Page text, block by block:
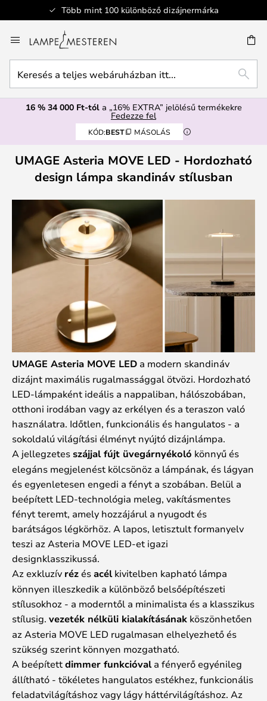
Több mint 100 különböző dizájnermárka
a
tartalomhoz
teljes
webáruházban
16 % 34 000 Ft-tóla „16% EXTRA” jelölésű termékekre
Fedezze fel
KÓD:BEST MÁSOLÁS
UMAGE Asteria MOVE LED - Hordozható
design lámpa skandináv stílusban
UMAGE Asteria MOVE LED a modern skandináv
dizájnt maximális rugalmassággal ötvözi. Hordozható
LED-lámpaként ideális a nappaliban, hálószobában,
otthoni irodában vagy az erkélyen és a teraszon való
használatra. Időtlen, funkcionális és hangulatos - a
sokoldalú világítási élményt nyújtó dizájnlámpa.
A jellegzetes szájjal fújt üvegárnyékoló könnyű és
elegáns megjelenést kölcsönöz a lámpának, és lágyan
és egyenletesen engedi a fényt a szobában. Belül a
beépített LED-technológia meleg, vakításmentes
fényt teremt, amely hozzájárul a nyugodt és
barátságos légkörhöz. A lapos, letisztult formanyelv
teszi az Asteria MOVE LED-et igazi
designklasszikussá.
Az exkluzív rézésacél kivitelben kapható lámpa
könnyen illeszkedik a különböző belsőépítészeti
stílusokhoz - a moderntől a minimalista és a klasszikus
stílusig. vezeték nélküli kialakításának köszönhetően
az Asteria MOVE LED rugalmasan elhelyezhető és
szükség szerint könnyen mozgatható.
A beépítettdimmer funkcióval a fényerő egyénileg
állítható - tökéletes hangulatos estékhez, funkcionális
feladatvilágításhoz vagy lágy háttérvilágításhoz. Az